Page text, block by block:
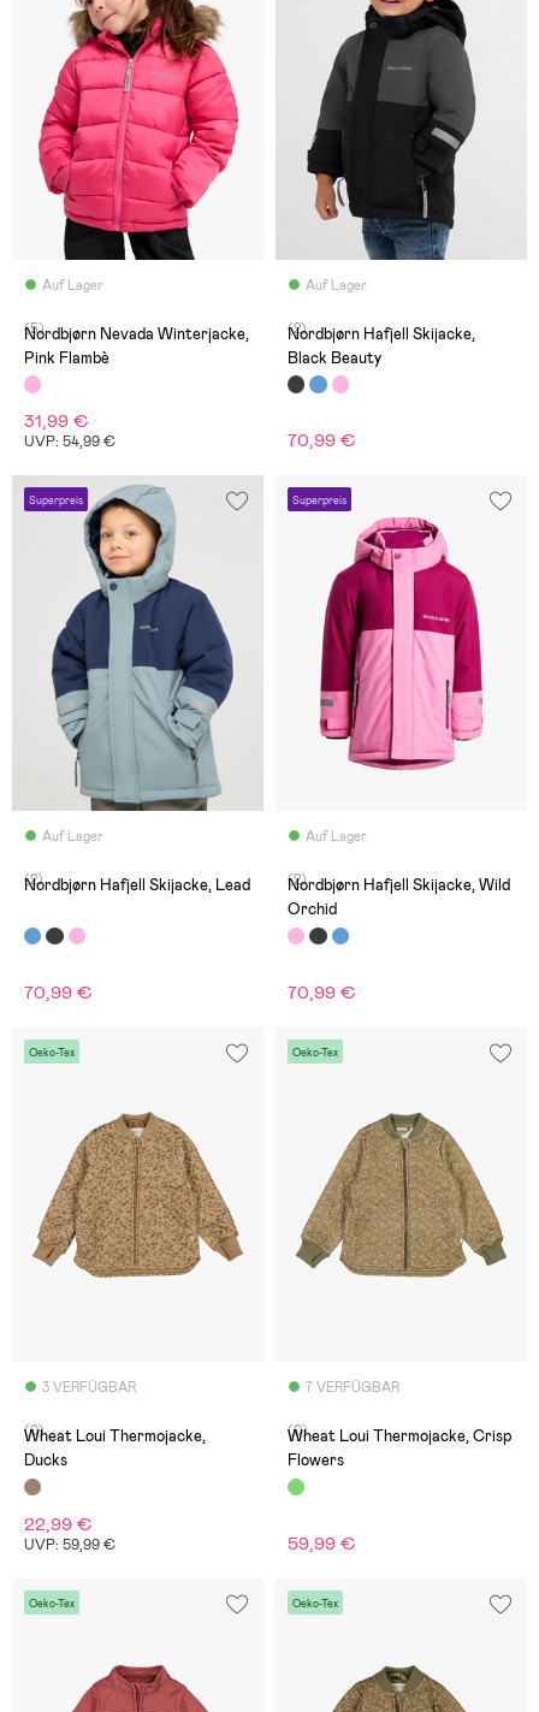
Auf Lager
(5)
Nordbjørn Nevada Winterjacke,
Pink Flambè
31,99 €
UVP: 54,99 €
Auf Lager
(2)
Nordbjørn Hafjell Skijacke,
Black Beauty
70,99 €
Superpreis
Auf Lager
(2)
Nordbjørn Hafjell Skijacke, Lead
70,99 €
Superpreis
Auf Lager
(2)
Nordbjørn Hafjell Skijacke, Wild
Orchid
70,99 €
Oeko-Tex
3 VERFÜGBAR
(0)
Wheat Loui Thermojacke,
Ducks
22,99 €
UVP: 59,99 €
Oeko-Tex
7 VERFÜGBAR
(0)
Wheat Loui Thermojacke, Crisp
Flowers
59,99 €
Oeko-Tex Oeko-Tex